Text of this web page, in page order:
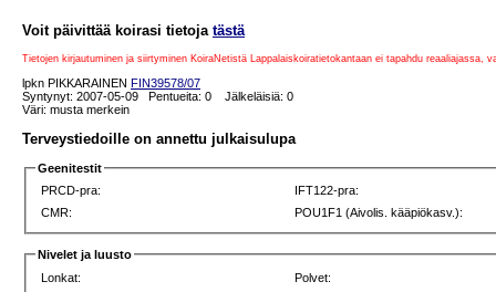
Voit päivittää koirasi tietoja tästä
Tietojen kirjautuminen ja siirtyminen KoiraNetistä Lappalaiskoiratietokantaan ei tapahdu
lpkn PIKKARAINEN FIN39578/07
Syntynyt: 2007-05-09 Pentueita: 0 Jälkeläisiä: 0
Väri: musta merkein
Terveystiedoille on annettu julkaisulupa
Geenitestit
PRCD-pra:
IFT122-pra:
CMR:
POU1F1 (Aivolis. kääpiökasv.):
Nivelet ja luusto
Lonkat:
Polvet: